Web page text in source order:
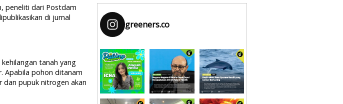
peneliti dari Postdam
di jurnal
tanah yang
Apabila pohon ditanam
dan pupuk nitrogen akan
greeners.co